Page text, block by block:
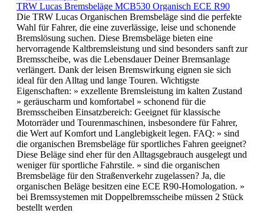
TRW Lucas Bremsbeläge MCB530 Organisch ECE R90
Die TRW Lucas Organischen Bremsbeläge sind die perfekte
Wahl für Fahrer, die eine zuverlässige, leise und schonende
Bremslösung suchen. Diese Bremsbeläge bieten eine
hervorragende Kaltbremsleistung und sind besonders sanft zur
Bremsscheibe, was die Lebensdauer Deiner Bremsanlage
verlängert. Dank der leisen Bremswirkung eignen sie sich
ideal für den Alltag und lange Touren. Wichtigste
Eigenschaften: » exzellente Bremsleistung im kalten Zustand
» geräuscharm und komfortabel » schonend für die
Bremsscheiben Einsatzbereich: Geeignet für klassische
Motorräder und Tourenmaschinen, insbesondere für Fahrer,
die Wert auf Komfort und Langlebigkeit legen. FAQ: » sind
die organischen Bremsbeläge für sportliches Fahren geeignet?
Diese Beläge sind eher für den Alltagsgebrauch ausgelegt und
weniger für sportliche Fahrstile. » sind die organischen
Bremsbeläge für den Straßenverkehr zugelassen? Ja, die
organischen Beläge besitzen eine ECE R90-Homologation. »
bei Bremssystemen mit Doppelbremsscheibe müssen 2 Stück
bestellt werden